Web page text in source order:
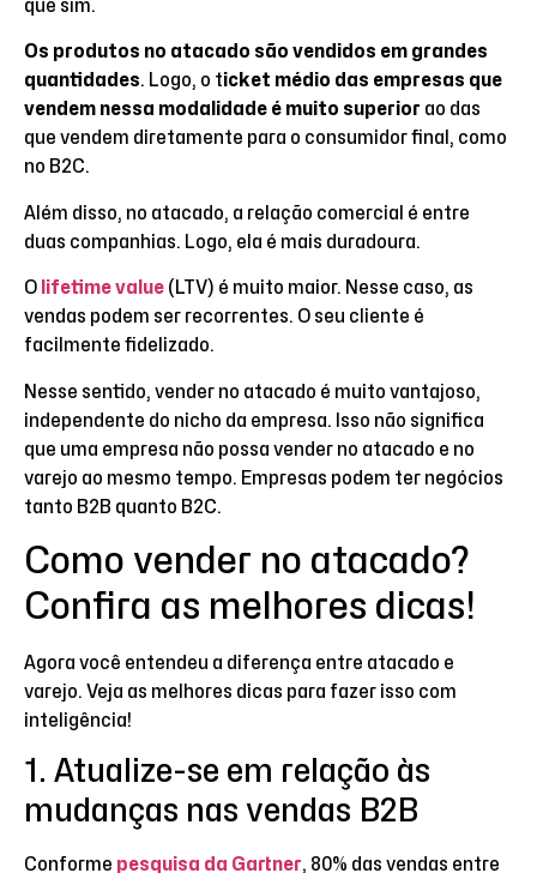
que sim.
Os produtos no atacado são vendidos em grandes
quantidades. Logo, o ticket médio das empresas que
vendem nessa modalidade é muito superior ao das
que vendem diretamente para o consumidor final, como
no B2C.
Além disso, no atacado, a relação comercial é entre
duas companhias. Logo, ela é mais duradoura.
O lifetime value (LTV) é muito maior. Nesse caso, as
vendas podem ser recorrentes. O seu cliente é
facilmente fidelizado.
Nesse sentido, vender no atacado é muito vantajoso,
independente do nicho da empresa. Isso não significa
que uma empresa não possa vender no atacado e no
varejo ao mesmo tempo. Empresas podem ter negócios
tanto B2B quanto B2C.
Como vender no atacado?
Confira as melhores dicas!
Agora você entendeu a diferença entre atacado e
varejo. Veja as melhores dicas para fazer isso com
inteligência!
1. Atualize-se em relação às
mudanças nas vendas B2B
Conforme pesquisa da Gartner, 80% das vendas entre